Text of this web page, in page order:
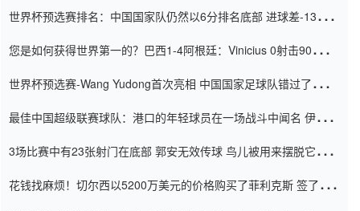
世界杯预选赛排名：中国国家队仍然以6分排名底部 进球差-13令人
您是如何获得世界第一的？巴西1-4阿根廷：Vinicius 0射击90分钟
世界杯预选赛-Wang Yudong首次亮相 中国国家足球队错过了世界
最佳中国超级联赛球队：港口的年轻球员在一场战斗中闻名 伊万放
3场比赛中有23张射门在底部 郭安无效传球 鸟儿被用来摆脱它
花钱找麻烦！切尔西以5200万美元的价格购买了菲利克斯 签了7年